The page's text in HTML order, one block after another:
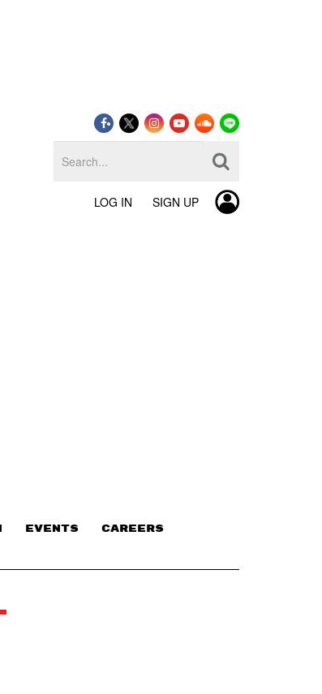
LOG IN SIGN UP
EVENTS CAREERS